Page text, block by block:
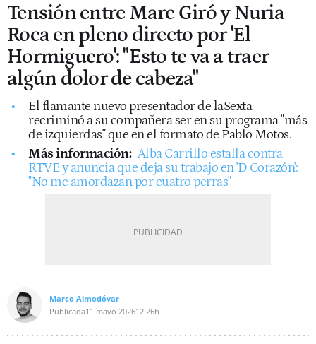
Tensión entre Marc Giró y Nuria
Roca en pleno directo por 'El
Hormiguero': "Esto te va a traer
algún dolor de cabeza"
El flamante nuevo presentador de laSexta
recriminó a su compañera ser en su programa "más
de izquierdas" que en el formato de Pablo Motos.
Más información: Alba Carrillo estalla contra
RTVE y anuncia que deja su trabajo en 'D Corazón':
"No me amordazan por cuatro perras"
Marco Almodóvar
Publicada11 mayo 202612:26h